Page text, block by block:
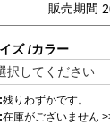
販売期間
ズ カラー
残りわずかです。
在庫がございません